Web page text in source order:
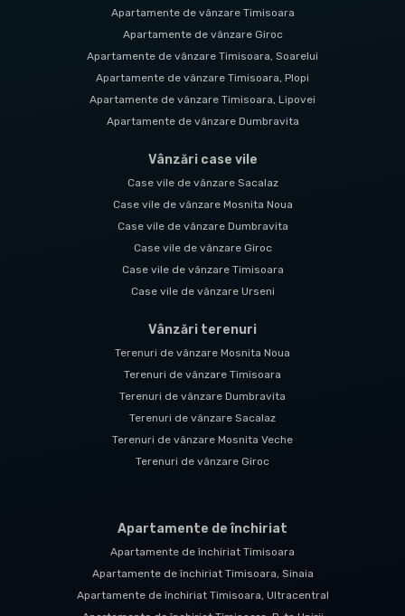
Apartamente de vânzare Timisoara
Apartamente de vânzare Giroc
Apartamente de vânzare Timisoara, Soarelui
Apartamente de vânzare Timisoara, Plopi
Apartamente de vânzare Timisoara, Lipovei
Apartamente de vânzare Dumbravita
Vânzări case vile
Case vile de vânzare Sacalaz
Case vile de vânzare Mosnita Noua
Case vile de vânzare Dumbravita
Case vile de vânzare Giroc
Case vile de vânzare Timisoara
Case vile de vânzare Urseni
Vânzări terenuri
Terenuri de vânzare Mosnita Noua
Terenuri de vânzare Timisoara
Terenuri de vânzare Dumbravita
Terenuri de vânzare Sacalaz
Terenuri de vânzare Mosnita Veche
Terenuri de vânzare Giroc
Apartamente de închiriat
Apartamente de închiriat Timisoara
Apartamente de închiriat Timisoara, Sinaia
Apartamente de închiriat Timisoara, Ultracentral